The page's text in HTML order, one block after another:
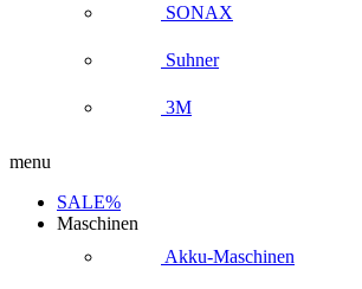
SONAX
Suhner
3M
menu
SALE%
Maschinen
Akku-Maschinen